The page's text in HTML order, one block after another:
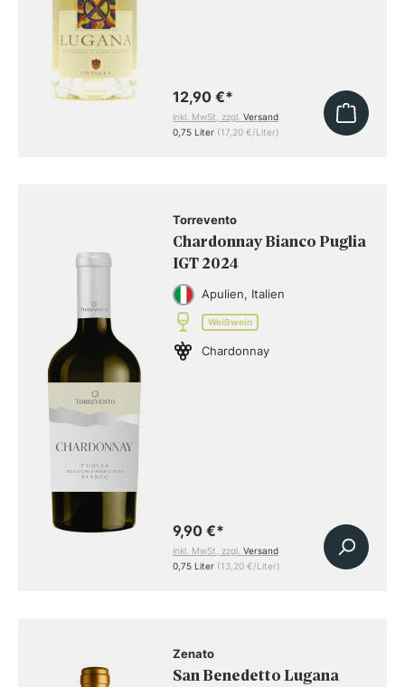
12,90 €*
inkl. MwSt, zzgl.Versand
0,75 Liter (17,20 €/Liter)
Torrevento
Chardonnay Bianco Puglia
IGT 2024
Apulien, Italien
Weißwein
Chardonnay
9,90 €*
inkl. MwSt, zzgl.Versand
0,75 Liter (13,20 €/Liter)
Zenato
San Benedetto Lugana